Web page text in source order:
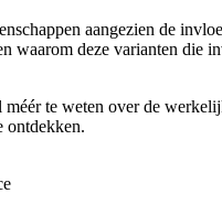
aangezien de
deze varianten die
te weten over de
ontdekken.